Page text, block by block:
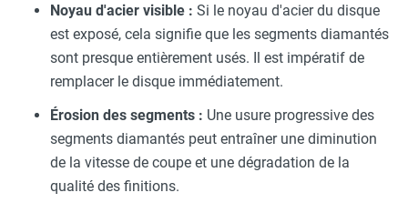
Noyau d'acier visible : Si le noyau d'acier du disque
est exposé, cela signifie que les segments diamantés
sont presque entièrement usés. Il est impératif de
remplacer le disque immédiatement.
Érosion des segments : Une usure progressive des
segments diamantés peut entraîner une diminution
de la vitesse de coupe et une dégradation de la
qualité des finitions.